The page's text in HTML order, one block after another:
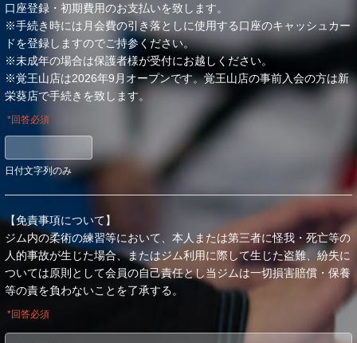
提供される場合
ご本人の同意がある場合
警察からの要請など、官公署からの要請の場合
法律の適用を受ける場合
■個人情報の開示、訂正等について
当店は、お客様ご本人からの自己情報の開示、訂正、削除等の
お求めがあった場合は、確実に応じます。
mail：afghomies@gmail.com
ALMA FIGHT GYM HOMIES
口座登録・初期費用のお支払いを致します。
※手続き時には月会費の引き落としに使用する口座のキャッシュカー
ドを登録しますのでご持参ください。
※未成年の場合は保護者様が受付にお越しください。
※覚王山店は2026年9月オープンです。覚王山店の事前入会の方は新
栄葵店で手続きを致します。
*回答必須
日付文字列のみ
【免責事項について】
ジム内の柔術の練習等において、本人または第三者に怪我・死亡等の
人的事故が生じた場合、またはジム利用に際して生じた盗難、紛失に
ついては原則として会員の自己責任とし当ジムは一切損害賠償・保養
等の責を負わないことを了承する。
*回答必須